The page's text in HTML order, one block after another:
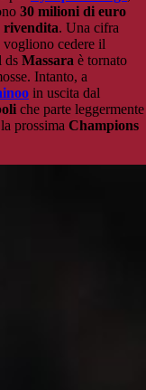
30 milioni di euro
rivendita. Una cifra
cedere il
ds Massara è tornato
Intanto, a
in uscita dal
che parte leggermente
prossima Champions